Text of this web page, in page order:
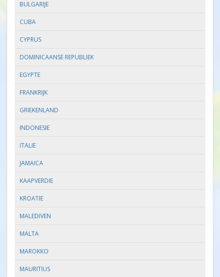
BULGARIJE
CUBA
CYPRUS
DOMINICAANSE REPUBLIEK
EGYPTE
FRANKRIJK
GRIEKENLAND
INDONESIE
ITALIE
JAMAICA
KAAPVERDIE
KROATIE
MALEDIVEN
MALTA
MAROKKO
MAURITIUS